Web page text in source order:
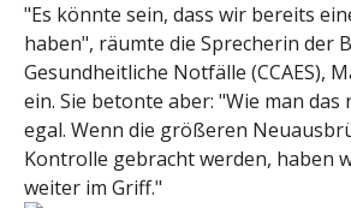
"Es könnte sein, dass wir bereits
haben", räumte die Sprecherin der
Gesundheitliche Notfälle (CCAES),
ein. Sie betonte aber: "Wie man
egal. Wenn die größeren
Kontrolle gebracht werden, haben
weiter im Griff."